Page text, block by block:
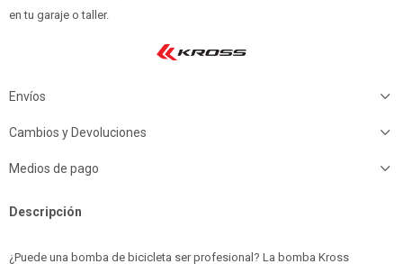
en tu garaje o taller.
Envíos
Cambios y Devoluciones
Medios de pago
Descripción
¿Puede una bomba de bicicleta ser profesional? La bomba Kross